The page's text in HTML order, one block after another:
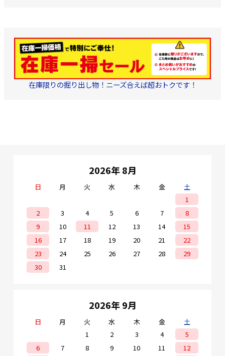
在庫限りの掘り出し物！ニーズ合えば超おトクです！
2026年 8月
日 月 火 水 木 金
土
1
2
3 4 5 6 7
8
9
10 11 12 13 14
15
16
17 18 19 20 21
22
23
24 25 26 27 28
29
30
31
2026年 9月
日 月 火 水 木 金
土
1
2 3 4
5
6
7 8 9 10 11
12